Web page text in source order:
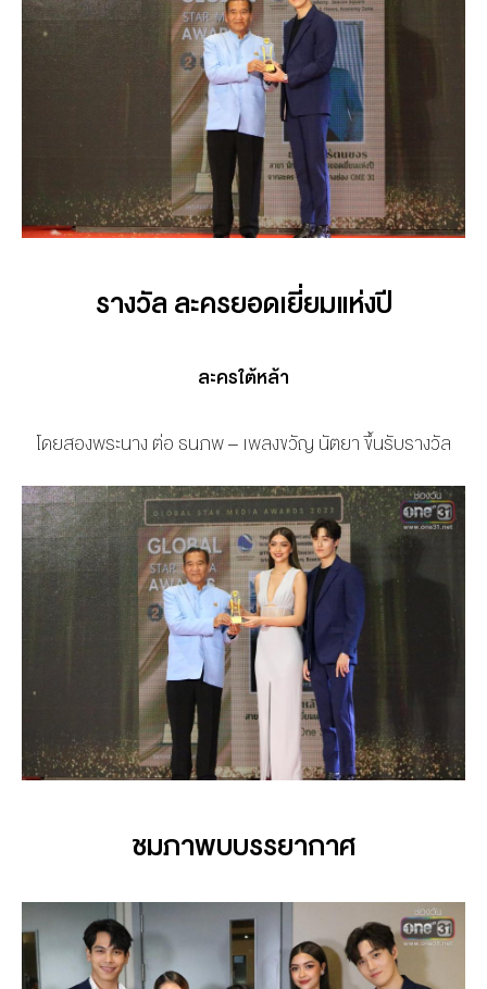
รางวัล ละครยอดเยี่ยมแห่งปี
ละครใต้หล้า
โดยสองพระนาง ต่อ ธนภพ – เพลงขวัญ นัตยา ขึ้นรับรางวัล
ชมภาพบบรรยากาศ